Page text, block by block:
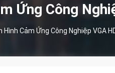
Ứng Công
Hình Cảm Ứng Công Nghiệp VGA